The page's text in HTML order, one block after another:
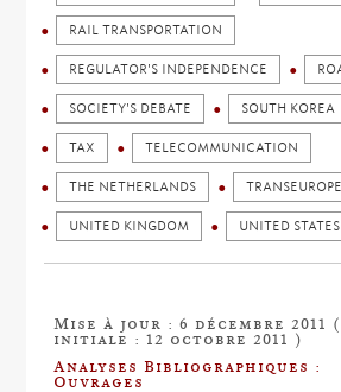
RAIL TRANSPORTATION
REGULATOR'S INDEPENDENCE
SOCIETY'S DEBATE SOUTH KOREA
TAX TELECOMMUNICATION
THE NETHERLANDS
UNITED KINGDOM UNITED STATES
Mise à jour : 6 décembre 2011
initiale : 12 octobre 2011 )
Analyses Bibliographiques :
Ouvrages